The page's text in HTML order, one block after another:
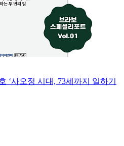
‘사오정 시대, 73세까지 일하기